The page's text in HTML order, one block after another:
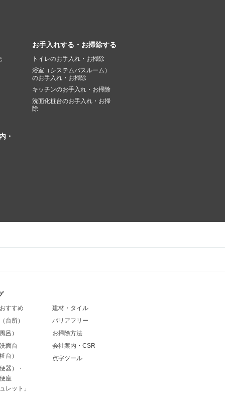
お手入れする・お掃除する
トイレのお手入れ・お掃除
浴室（システムバスルーム）
のお手入れ・お掃除
キッチンのお手入れ・お掃除
洗面化粧台のお手入れ・お掃
除
・
すすめ
台所）
呂）
面台
台）
器）・
座
レット」
建材・タイル
バリアフリー
お掃除方法
会社案内・CSR
点字ツール